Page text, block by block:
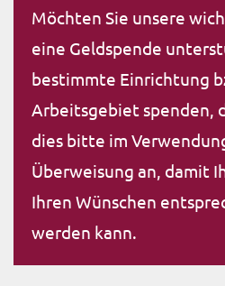
Möchten Sie unsere
eine Geldspende
bestimmte Einrichtung
Arbeitsgebiet spenden,
dies bitte im
Überweisung an, damit
Ihren Wünschen
werden kann.